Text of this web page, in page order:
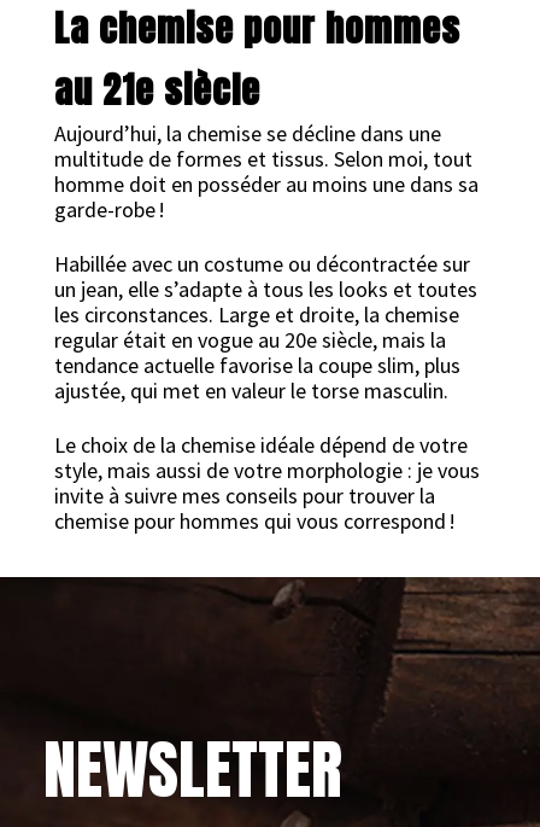
La chemise pour hommes
au 21e siècle
Aujourd’hui, la chemise se décline dans une
multitude de formes et tissus. Selon moi, tout
homme doit en posséder au moins une dans sa
garde-robe !
Habillée avec un costume ou décontractée sur
un jean, elle s’adapte à tous les looks et toutes
les circonstances. Large et droite, la chemise
regular était en vogue au 20e siècle, mais la
tendance actuelle favorise la coupe slim, plus
ajustée, qui met en valeur le torse masculin.
Le choix de la chemise idéale dépend de votre
style, mais aussi de votre morphologie : je vous
invite à suivre mes conseils pour trouver la
chemise pour hommes qui vous correspond !
NEWSLETTER